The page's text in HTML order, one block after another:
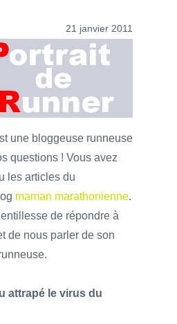
21 janvier 2011
une bloggeuse runneuse
questions ! Vous avez
les articles du
maman marathonienne.
de répondre à
de nous parler de son
attrapé le virus du